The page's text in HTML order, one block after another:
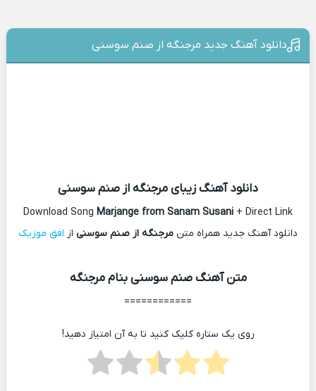
دانلود آهنگ جدید مرجنگه از صنم سوسنی
دانلود آهنگ زیبای مرجنگه از صنم سوسنی
Download Song Marjange from Sanam Susani + Direct Link
دانلود آهنگ جدید همراه متن مرجنگه از صنم سوسنی از افق موزیک
متن آهنگ صنم سوسنی بنام مرجنگه
============
روی یک ستاره کلیک کنید تا به آن امتیاز دهید!